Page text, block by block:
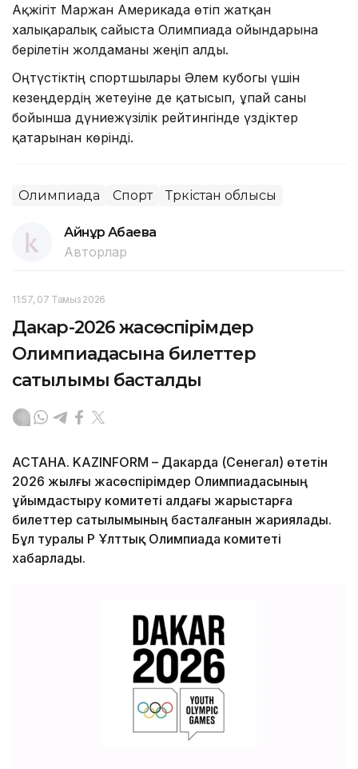
Ақжігіт Маржан Америкада өтіп жатқан
халықаралық сайыста Олимпиада ойындарына
берілетін жолдаманы жеңіп алды.
Оңтүстіктің спортшылары Әлем кубогы үшін
кезеңдердің жетеуіне де қатысып, ұпай саны
бойынша дүниежүзілік рейтингінде үздіктер
қатарынан көрінді.
Олимпиада Спорт Түркістан облысы
Айнұр Ақбаева
Авторлар
11:57, 07 Тамыз 2026
Дакар-2026 жасөспірімдер
Олимпиадасына билеттер
сатылымы басталды
АСТАНА. KAZINFORM – Дакарда (Сенегал) өтетін
2026 жылғы жасөспірімдер Олимпиадасының
ұйымдастыру комитеті алдағы жарыстарға
билеттер сатылымының басталғанын жариялады.
Бұл туралы ҚР Ұлттық Олимпиада комитеті
хабарлады.